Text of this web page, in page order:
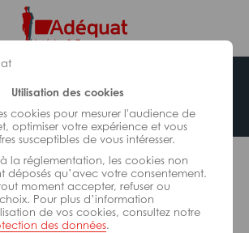
Utilisation des cookies
cookies pour mesurer l'audience de
optimiser votre expérience et vous
susceptibles de vous intéresser.
la réglementation, les cookies non
déposés qu’avec votre consentement.
moment accepter, refuser ou
Pour plus d’information
de vos cookies, consultez notre
des données.
que vous tentez de consulter n’est
plus disponible.
autres missions peuvent vous
consultez toutes nos offres.